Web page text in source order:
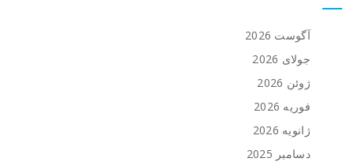
آگوست 2026
جولای 2026
ژوئن 2026
فوریه 2026
ژانویه 2026
دسامبر 2025